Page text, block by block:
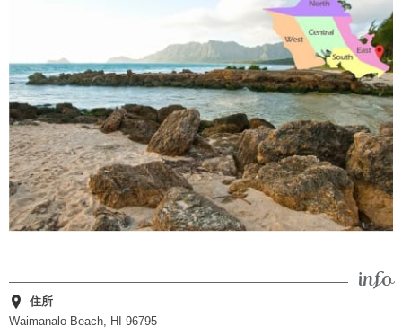
住所
Waimanalo Beach, HI 96795